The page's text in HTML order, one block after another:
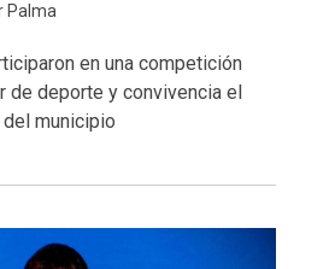
Palma
en una competición
de deporte y convivencia el
municipio